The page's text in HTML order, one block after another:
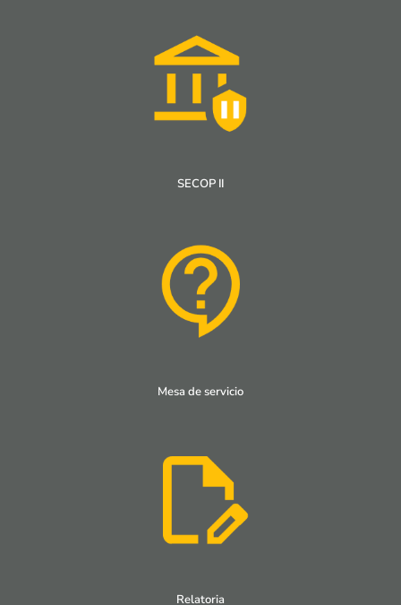
SECOP II
Mesa de servicio
Relatoria